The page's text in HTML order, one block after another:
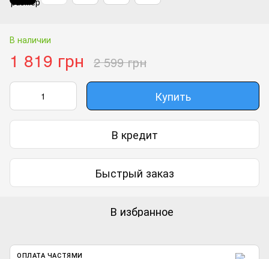
В наличии
1 819 грн 2 599 грн
Купить
В кредит
Быстрый заказ
В избранное
ОПЛАТА ЧАСТЯМИ